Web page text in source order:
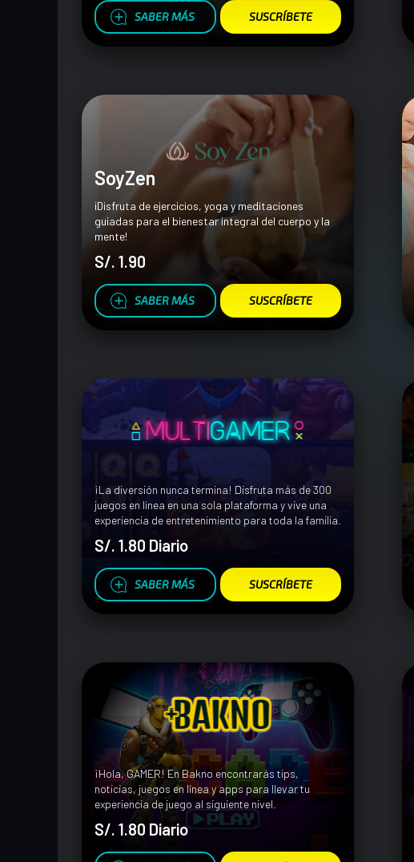
SABER MÁS SUSCRÍBETE
SoyZen
¡Disfruta de ejercicios, yoga y meditaciones
guiadas para el bienestar integral del cuerpo y la
mente!
S/. 1.90
SABER MÁS SUSCRÍBETE
¡La diversión nunca termina! Disfruta más de 300
juegos en línea en una sola plataforma y vive una
experiencia de entretenimiento para toda la familia.
S/. 1.80 Diario
SABER MÁS SUSCRÍBETE
¡Hola, GAMER! En Bakno encontrarás tips,
noticias, juegos en línea y apps para llevar tu
experiencia de juego al siguiente nivel.
S/. 1.80 Diario